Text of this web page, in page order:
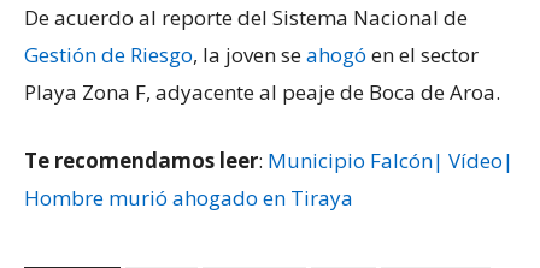
De acuerdo al reporte del Sistema Nacional de
Gestión de Riesgo, la joven seahogó en el sector
Playa Zona F, adyacente al peaje de Boca de Aroa.
Te recomendamos leer: Municipio Falcón| Vídeo|
Hombre murió ahogado en Tiraya